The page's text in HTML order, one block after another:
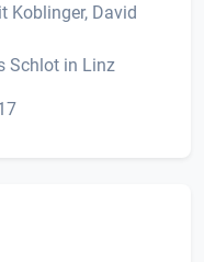
Koblinger, David
Schlot in Linz